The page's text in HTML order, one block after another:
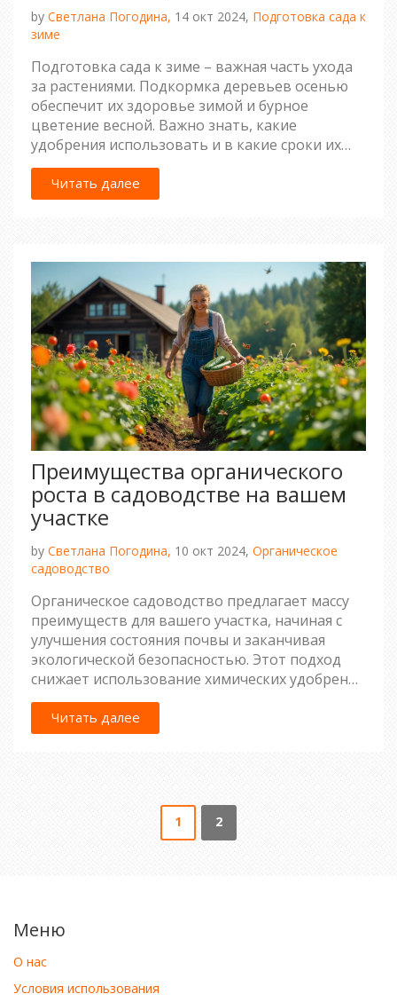
by Светлана Погодина, 14 окт 2024, Подготовка сада к
зиме
Подготовка сада к зиме – важная часть ухода
за растениями. Подкормка деревьев осенью
обеспечит их здоровье зимой и бурное
цветение весной. Важно знать, какие
удобрения использовать и в какие сроки их
вносить. Понимание этого процесса позволит
сохранить здоровье вашего сада на долгие
годы. Смелее вникайте в тему и готовьте свой
Читать далее
Преимущества органического
роста в садоводстве на вашем
участке
by Светлана Погодина, 10 окт 2024, Органическое
садоводство
Органическое садоводство предлагает массу
преимуществ для вашего участка, начиная с
улучшения состояния почвы и заканчивая
экологической безопасностью. Этот подход
снижает использование химических удобрений
и пестицидов, делая сад более безопасным для
человека и природы. Естественные методы
поддерживают биоразнообразие, привлекая
использовать домашние ресурсы. Особое
удовольствие приносит выращивание своих
Читать далее
1 2
Меню
О нас
Условия использования